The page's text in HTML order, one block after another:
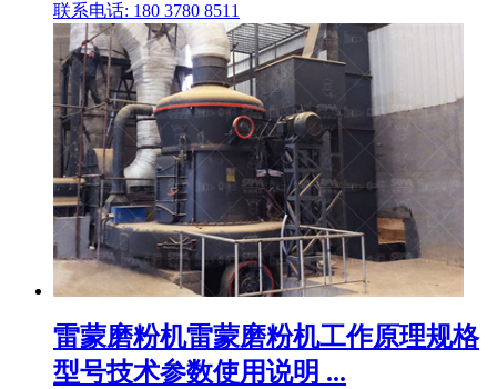
联系电话: 180 3780 8511
雷蒙磨粉机雷蒙磨粉机工作原理规格
型号技术参数使用说明 ...